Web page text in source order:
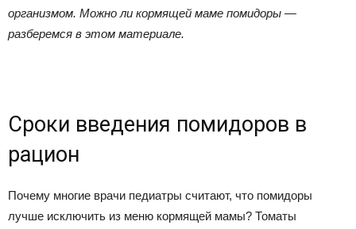
организмом. Можно ли кормящей маме помидоры —
разберемся в этом материале.
Сроки введения помидоров в
рацион
Почему многие врачи педиатры считают, что помидоры
лучше исключить из меню кормящей мамы? Томаты